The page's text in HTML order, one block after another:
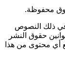
في ذلك النصوص
حقوق النشر
أي محتوى من هذا